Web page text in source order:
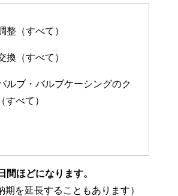
整（すべて）
換（すべて）
ルブ・バルブケーシングのク
すべて）
ほどになります。
期を延長することもあります）